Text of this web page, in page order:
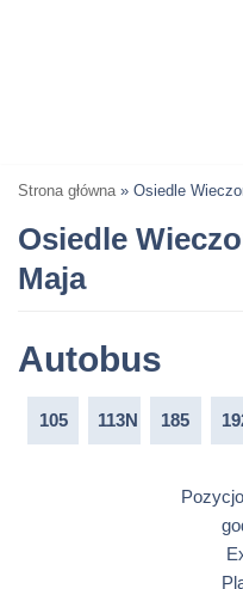
Strona główna » Osiedle
Osiedle
Maja
Autobus
105 113N 185